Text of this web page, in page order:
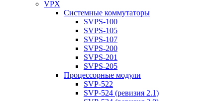
VPX
Системные коммутаторы
SVPS-100
SVPS-105
SVPS-107
SVPS-200
SVPS-201
SVPS-205
Процессорные модули
SVP-522
SVP-524 (ревизия 2.1)